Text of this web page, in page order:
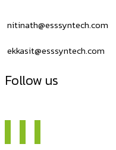
nitinath@esssyntech.com
ekkasit@esssyntech.com
Follow us